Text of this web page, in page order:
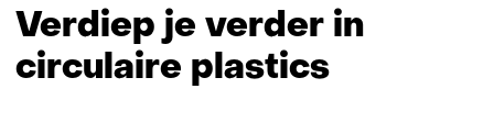
naar
navigatie
(Zo
Verdiep je verder in
circulaire plastics